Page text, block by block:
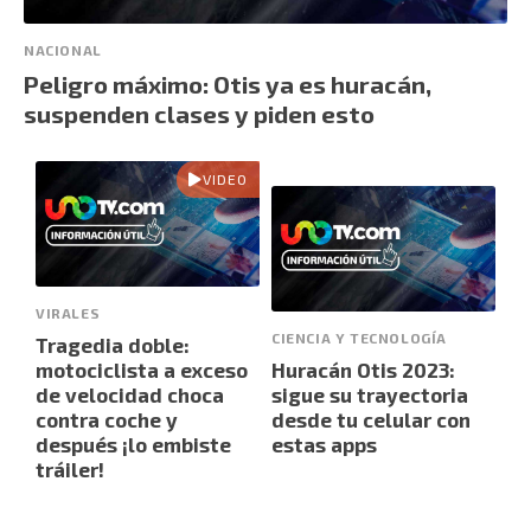
NACIONAL
Peligro máximo: Otis ya es huracán,
suspenden clases y piden esto
VIDEO
VIRALES
Tragedia doble:
motociclista a exceso
de velocidad choca
contra coche y
después ¡lo embiste
tráiler!
CIENCIA Y TECNOLOGÍA
Huracán Otis 2023:
sigue su trayectoria
desde tu celular con
estas apps